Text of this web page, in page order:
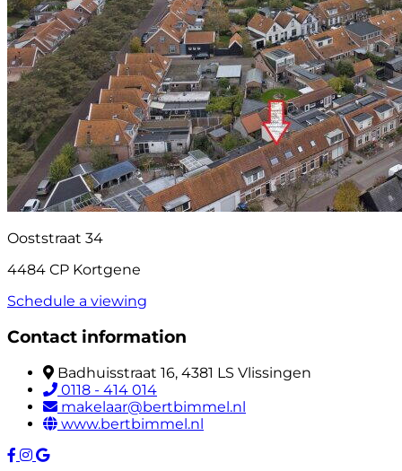
Ooststraat 34
4484 CP Kortgene
Schedule a viewing
Contact information
Badhuisstraat 16, 4381 LS Vlissingen
0118 - 414 014
makelaar@bertbimmel.nl
www.bertbimmel.nl